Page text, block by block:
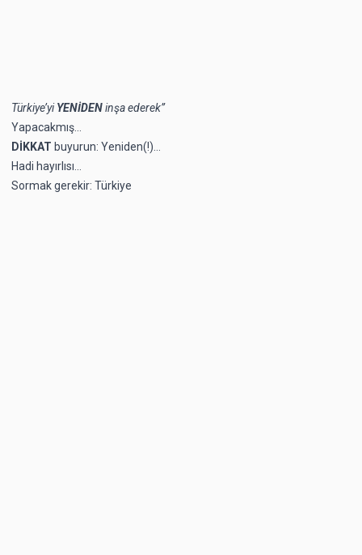
Türkiye’yiYENİDENinşa ederek”
Yapacakmış…
DİKKAT buyurun: Yeniden(!)…
Hadi hayırlısı…
Sormak gerekir: Türkiye